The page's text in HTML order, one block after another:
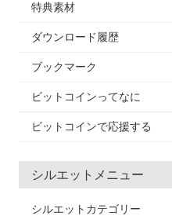
特典素材
ダウンロード履歴
ブックマーク
ビットコインってなに
ビットコインで応援する
シルエットメニュー
シルエットカテゴリー